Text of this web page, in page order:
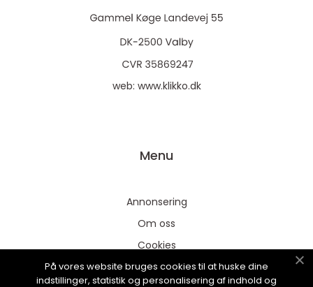
web: www.klikko.dk
Menu
Annonsering
Om oss
Cookies
Kontakta oss
På vores website bruges cookies til at huske dine
indstillinger, statistik og personalisering af indhold og